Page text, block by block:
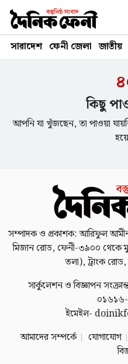
সারাদেশ ফেনী জেলা জাতীয়
কিছু
আপনি যা খুঁজছেন, তা পাওয়া
সম্পাদক ও প্রকাশক: আরিফুল
মিজান রোড, ফেনী-৩৯০০ থেকে
তলা), ট্রাংক
সার্কুলেশন ও বিজ্ঞাপন
ইমেইল-
আমাদের সম্পর্কে
যোগাযোগ